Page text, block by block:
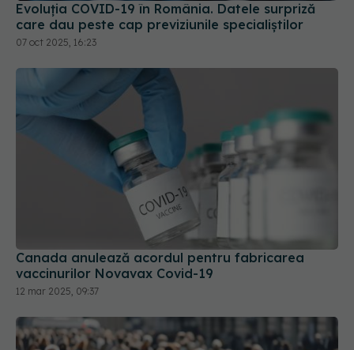
Evoluția COVID-19 în România. Datele surpriză
care dau peste cap previziunile specialiștilor
07 oct 2025, 16:23
Canada anulează acordul pentru fabricarea
vaccinurilor Novavax Covid-19
12 mar 2025, 09:37